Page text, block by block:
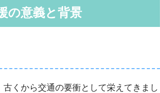
の意義と背景
くから交通の要衝として栄えてきまし